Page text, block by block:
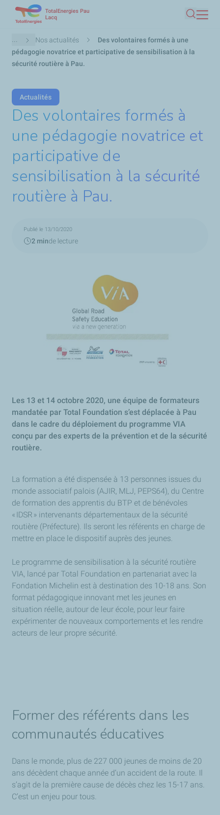
contenu
principal
TotalEnergies Pau
Lacq
Fil
d'Ariane
... Nos actualités
Des volontaires formés à une
pédagogie novatrice et participative de sensibilisation à la
sécurité routière à Pau.
Actualités
Des volontaires formés à
une pédagogie novatrice et
participative de
sensibilisation à la sécurité
routière à Pau.
Publié le 13/10/2020
2 minde lecture
Les 13 et 14 octobre 2020, une équipe de formateurs
mandatée par Total Foundation s’est déplacée à Pau
dans le cadre du déploiement du programme VIA
conçu par des experts de la prévention et de la sécurité
routière.
La formation a été dispensée à 13 personnes issues du
monde associatif palois (AJIR, MLJ, PEPS64), du Centre
de formation des apprentis du BTP et de bénévoles
« IDSR » intervenants départementaux de la sécurité
routière (Préfecture). Ils seront les référents en charge de
mettre en place le dispositif auprès des jeunes.
Le programme de sensibilisation à la sécurité routière
VIA, lancé par Total Foundation en partenariat avec la
Fondation Michelin est à destination des 10-18 ans. Son
format pédagogique innovant met les jeunes en
situation réelle, autour de leur école, pour leur faire
expérimenter de nouveaux comportements et les rendre
acteurs de leur propre sécurité.
Former des référents dans les
communautés éducatives
Dans le monde, plus de 227 000 jeunes de moins de 20
ans décèdent chaque année d’un accident de la route. Il
s’agit de la première cause de décès chez les 15-17 ans.
C’est un enjeu pour tous.